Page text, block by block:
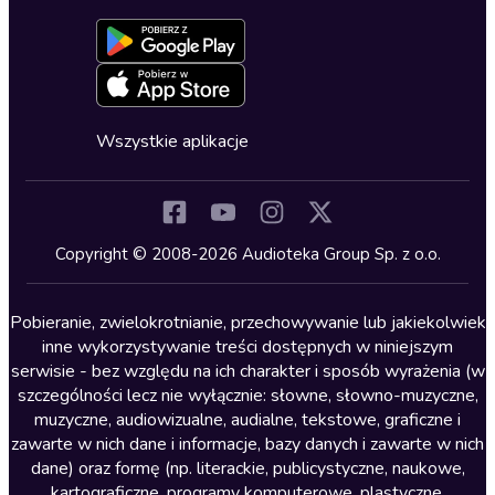
Dla młodzieży
Kryminały
Lektury szkolne
Literatura anglojęzyczna
Literatura faktu
Literatura obyczajowa
Literatura piękna obca
Literatura piękna polska
Formularz zgłaszania nielegalnych treści
Deklaracja dostępności
Oferta dla firm i bibliotek
Blog
Zapowiedzi
Cykle audiobooków
Wszystkie aplikacje
Copyright © 2008-2026 Audioteka Group Sp. z o.o.
Pobieranie, zwielokrotnianie, przechowywanie lub jakiekolwiek
inne wykorzystywanie treści dostępnych w niniejszym
serwisie - bez względu na ich charakter i sposób wyrażenia (w
szczególności lecz nie wyłącznie: słowne, słowno-muzyczne,
muzyczne, audiowizualne, audialne, tekstowe, graficzne i
zawarte w nich dane i informacje, bazy danych i zawarte w nich
dane) oraz formę (np. literackie, publicystyczne, naukowe,